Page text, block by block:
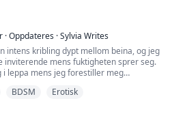
·Oppdateres ·Sylvia Writes
intens kribling dypt mellom beina, og jeg
inviterende mens fuktigheten sprer seg.
i leppa mens jeg forestiller meg
utforsker de stramme rosa foldene
BDSM Erotisk